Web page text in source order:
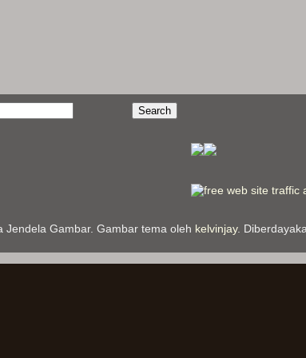
Jendela Gambar. Gambar tema oleh kelvinjay.